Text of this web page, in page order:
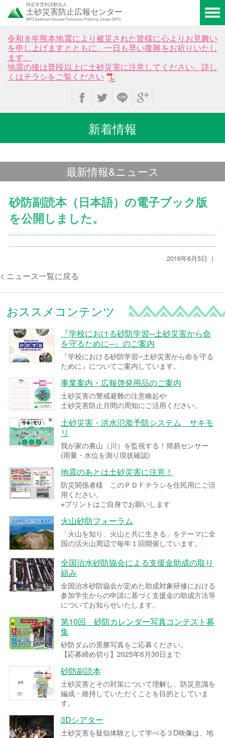
特定非営利活動法人
土砂災害防止広報センター
NPO Sediment Disaster Prevention Publicity Center (SPC)
令和８年熊本地震により被災された皆様に心よりお見舞い
を申し上げますとともに、一日も早い復興をお祈りいたし
ます。
地震の後は普段以上に土砂災害に注意してください。詳し
くはチラシをご覧ください
新着情報
最新情報&ニュース
砂防副読本（日本語）の電子ブック版
を公開しました。
2016年6月5日 ｜
< ニュース一覧に戻る
おススメコンテンツ
『学校における砂防学習─土砂災害から命
を守るために─』のご案内
『学校における砂防学習─土砂災害から命を守る
ために』についてご案内しています。
事業案内・広報啓発用品のご案内
土砂災害の警戒避難の注意喚起や
土砂災害防止月間の周知にご活用ください。
土砂災害・洪水氾濫予防システム サキモ
リ
我が家の裏山（川）を監視する！簡易センサー
(雨量・水位を測り現状確認)
地震のあとは土砂災害に注意！
防災関係者様 このＰＤＦチラシを住民用にご活
用ください。
※プリントはご自身でお願いします
火山砂防フォーラム
「火山を知り、火山と共に生きる」をテーマに全
国の活火山周辺で毎年１回開催しています。
全国治水砂防協会による支援金助成の取り
組み
全国治水砂防協会が定めた助成対象研修における
参加学生からの申請に基づく支援金の助成方法等
についてお知らせいたします。
第10回 砂防カレンダー写真コンテスト募
集
砂防ダムの景勝写真をご応募ください。
【応募締め切り】2025年6月30日まで
砂防副読本
土砂災害とその対策について理解し、防災意識を
編成・維持していただくことを目的としていま
す。
3Dシアター
土砂災害を疑似体験として学べる３D映像は、地